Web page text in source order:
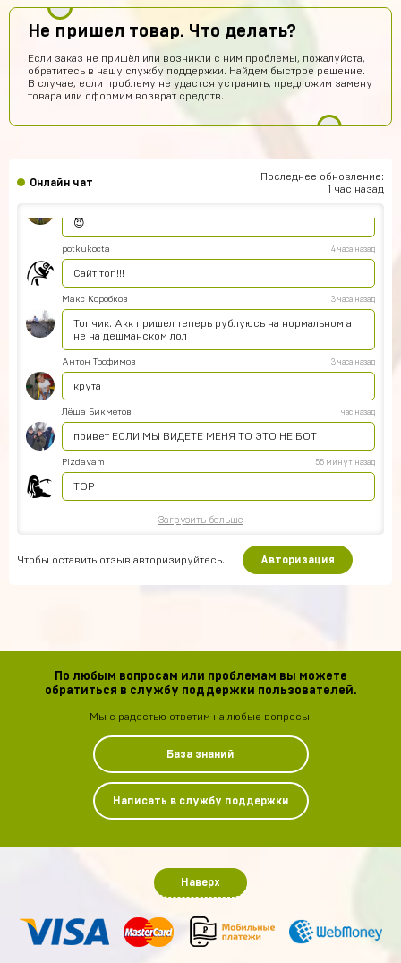
Не пришел товар. Что делать?
Если заказ не пришёл или возникли с ним проблемы, пожалуйста,
обратитесь в нашу службу поддержки. Найдем быстрое решение.
В случае, если проблему не удастся устранить, предложим замену
товара или оформим возврат средств.
Онлайн чат
Последнее обновление:
1 час назад
Годно
Fese
Магаз топовый не кинули
Артём Грошев 7 часов назад
Думаю,это правда что дают акк по низким ценам
Оятилло Хаитов 5 часов назад
😈
potkukocta 4 часа назад
Сайт топ!!!
Макс Коробков 3 часа назад
Топчик. Акк пришел теперь рублуюсь на нормальном а
не на дешманском лол
Антон Трофимов 3 часа назад
крута
Лёша Бикметов час назад
привет ЕСЛИ МЫ ВИДЕТЕ МЕНЯ ТО ЭТО НЕ БОТ
Pizdavam 55 минут назад
TOP
Загрузить больше
Чтобы оставить отзыв авторизируйтесь. Авторизация
По любым вопросам или проблемам вы можете
обратиться в службу поддержки пользователей.
Мы с радостью ответим на любые вопросы!
База знаний
Написать в службу поддержки
Наверх